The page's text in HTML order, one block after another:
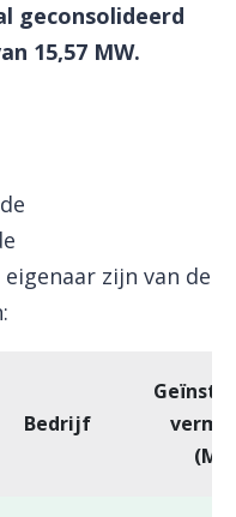
geconsolideerd
15,57 MW.
zijn van de
Bedrijf